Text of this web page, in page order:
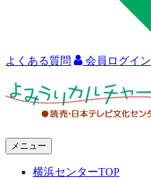
よくある質問 会員ログイン
メニュー
横浜センターTOP